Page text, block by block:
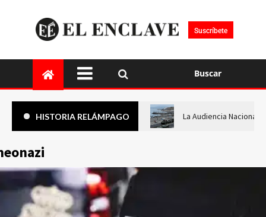
Suscríbete
Buscar
HISTORIA RELÁMPAGO La Audiencia Nacional